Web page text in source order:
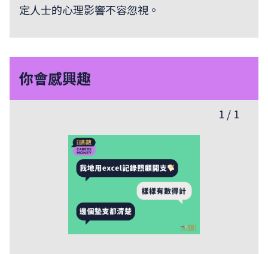
定人士的心理影響不容忽視。
你會感興趣
1 / 1